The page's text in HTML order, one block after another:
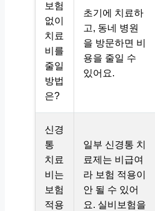
보험
없이
치료
비를
줄일
방법
은?
초기에 치료하
고, 동네 병원
을 방문하면 비
용을 줄일 수
있어요.
신경
통
치료
비는
보험
적용
일부 신경통 치
료제는 비급여
라 보험 적용이
안 될 수 있어
요. 실비보험을